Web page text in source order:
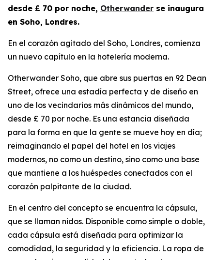
desde £ 70 por noche, Otherwander se inaugura
en Soho, Londres.
En el corazón agitado del Soho, Londres, comienza
un nuevo capítulo en la hotelería moderna.
Otherwander Soho, que abre sus puertas en 92 Dean
Street, ofrece una estadía perfecta y de diseño en
uno de los vecindarios más dinámicos del mundo,
desde £ 70 por noche. Es una estancia diseñada
para la forma en que la gente se mueve hoy en día;
reimaginando el papel del hotel en los viajes
modernos, no como un destino, sino como una base
que mantiene a los huéspedes conectados con el
corazón palpitante de la ciudad.
En el centro del concepto se encuentra la cápsula,
que se llaman nidos. Disponible como simple o doble,
cada cápsula está diseñada para optimizar la
comodidad, la seguridad y la eficiencia. La ropa de